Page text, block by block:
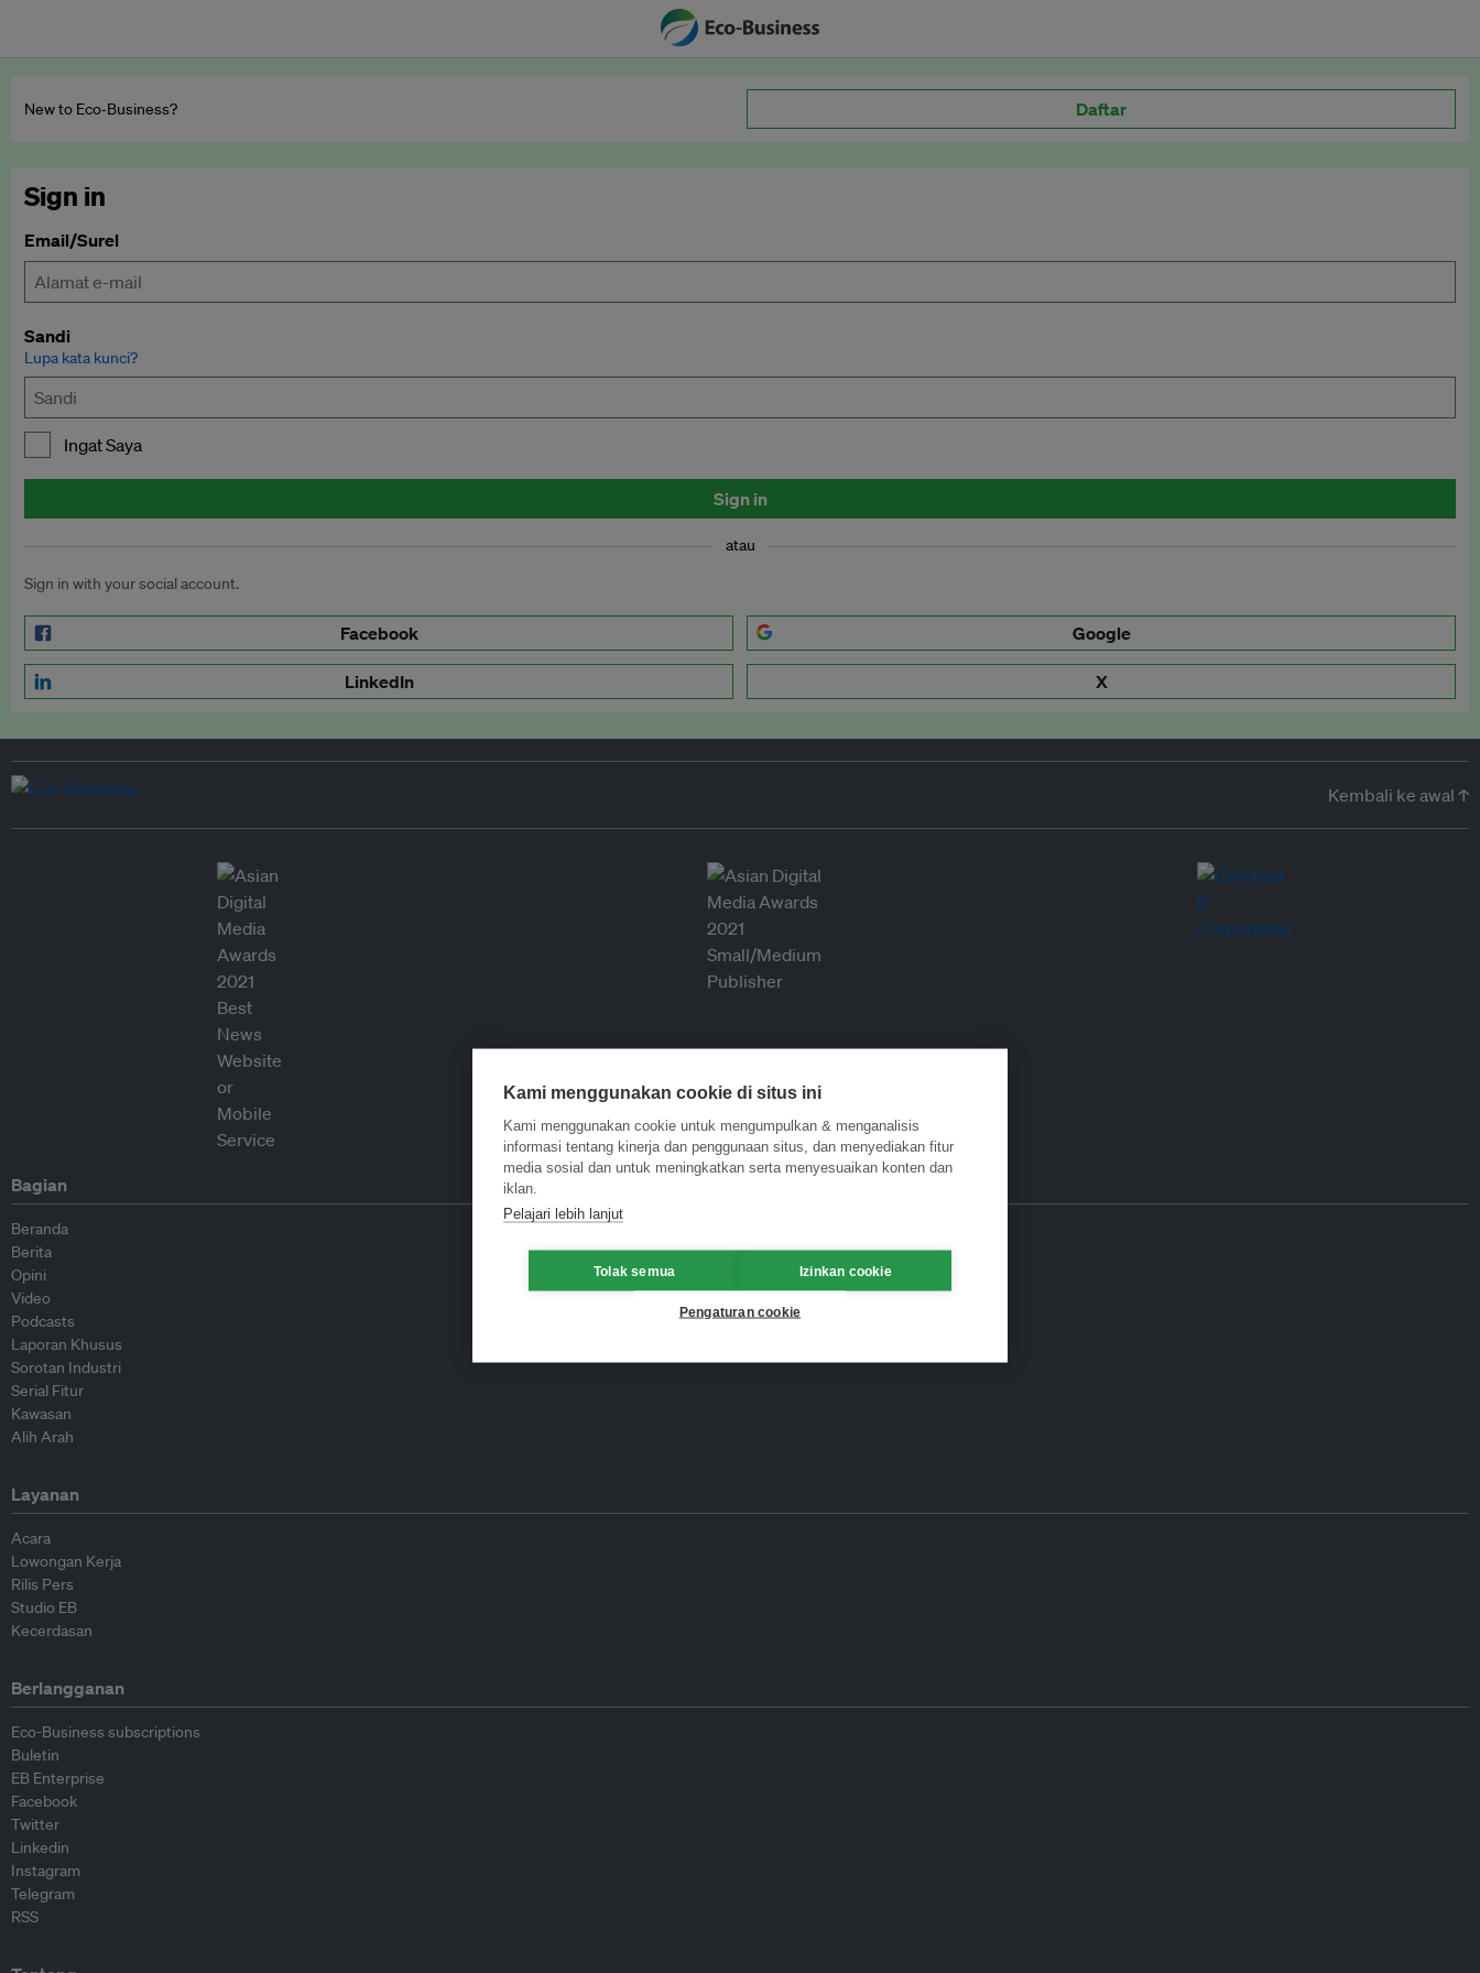
New to Eco‑Business? Daftar
Sign in
Email/Surel
Sandi
Lupa kata kunci?
Ingat Saya
Sign in
atau
Sign in with your social account.
Facebook Google
LinkedIn X
Kembali ke awal ↑
Bagian
Beranda
Berita
Opini
Video
Podcasts
Laporan Khusus
Sorotan Industri
Serial Fitur
Kawasan
Alih Arah
Layanan
Acara
Lowongan Kerja
Rilis Pers
Studio EB
Kecerdasan
Berlangganan
Eco-Business subscriptions
Buletin
EB Enterprise
Facebook
Twitter
Linkedin
Instagram
Telegram
RSS
Kami menggunakan cookie di situs ini
Kami menggunakan cookie untuk mengumpulkan & menganalisis
informasi tentang kinerja dan penggunaan situs, dan menyediakan fitur
media sosial dan untuk meningkatkan serta menyesuaikan konten dan
iklan.
Pelajari lebih lanjut
Tolak semua Izinkan cookie
Pengaturan cookie